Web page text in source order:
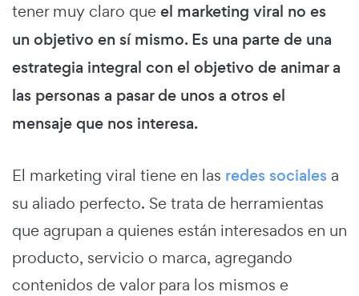
tener muy claro que el marketing viral no es
un objetivo en sí mismo. Es una parte de una
estrategia integral con el objetivo de animar a
las personas a pasar de unos a otros el
mensaje que nos interesa.
El marketing viral tiene en las redes sociales a
su aliado perfecto. Se trata de herramientas
que agrupan a quienes están interesados en un
producto, servicio o marca, agregando
contenidos de valor para los mismos e